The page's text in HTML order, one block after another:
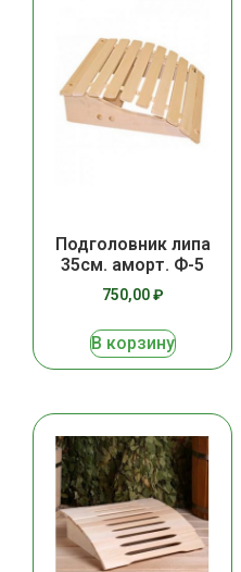
Подголовник липа
35см. аморт. Ф-5
750,00₽
В корзину